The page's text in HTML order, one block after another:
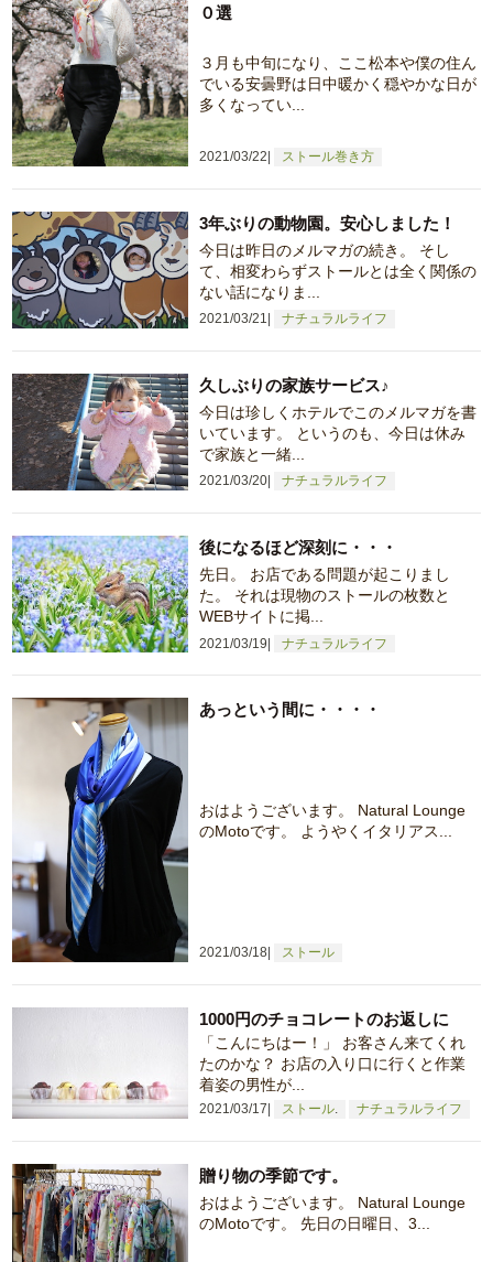
2021/03/22 ストール巻き方
０選
３月も中旬になり、ここ松本や僕の住ん
でいる安曇野は日中暖かく穏やかな日が
多くなってい...
2021/03/21 ナチュラルライフ
3年ぶりの動物園。安心しました！
今日は昨日のメルマガの続き。 そし
て、相変わらずストールとは全く関係の
ない話になりま...
2021/03/20 ナチュラルライフ
久しぶりの家族サービス♪
今日は珍しくホテルでこのメルマガを書
いています。 というのも、今日は休み
で家族と一緒...
2021/03/19 ナチュラルライフ
後になるほど深刻に・・・
先日。 お店である問題が起こりまし
た。 それは現物のストールの枚数と
WEBサイトに掲...
2021/03/18 ストール
あっという間に・・・・
おはようございます。 Natural Lounge
のMotoです。 ようやくイタリアス...
2021/03/17 ストール ナチュラルライフ
1000円のチョコレートのお返しに
「こんにちはー！」 お客さん来てくれ
たのかな？ お店の入り口に行くと作業
着姿の男性が...
贈り物の季節です。
おはようございます。 Natural Lounge
のMotoです。 先日の日曜日、3...